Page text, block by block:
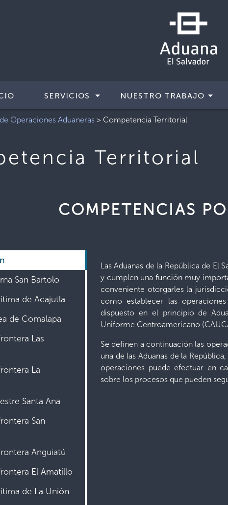
SERVICIOS NUESTRO TRABAJO
Operaciones Aduaneras > Competencia Territorial
Territorial
COMPETENCIAS
San Bartolo
de Acajutla
de Comalapa
Las
La
Santa Ana
San
Anguiatú
El Amatillo
de La Unión
Las Aduanas de la República de
y cumplen una función muy
conveniente otorgarles la
como establecer las
dispuesto en el principio de
Uniforme Centroamericano
Se definen a continuación las
una de las Aduanas de la
operaciones puede efectuar en
sobre los procesos que pueden